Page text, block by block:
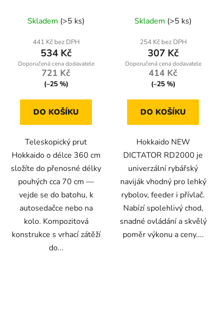
Skladem (>5 ks)
441 Kč bez DPH
534 Kč
721 Kč
(–25 %)
DO KOŠÍKU
Teleskopický prut
Hokkaido o délce 360 cm
složíte do přenosné délky
pouhých cca 70 cm —
vejde se do batohu, k
autosedačce nebo na
kolo. Kompozitová
konstrukce s vrhací zátěží
do...
hodnocení
produktu
je
5,0
z
hvězdiček.
Skladem (>5 ks)
254 Kč bez DPH
307 Kč
414 Kč
(–25 %)
DO KOŠÍKU
Hokkaido NEW
DICTATOR RD2000 je
univerzální rybářský
naviják vhodný pro lehký
rybolov, feeder i přívlač.
Nabízí spolehlivý chod,
snadné ovládání a skvělý
poměr výkonu a ceny....